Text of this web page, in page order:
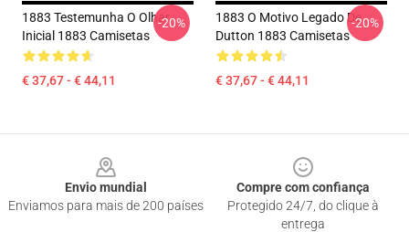
1883 Testemunha O Olhar
Inicial 1883 Camisetas
€ 37,67 - € 44,11
-20%
1883 O Motivo Legado De
Dutton 1883 Camisetas
€ 37,67 - € 44,11
-20%
Envio mundial
Enviamos para mais de 200 países
Compre com confiança
Protegido 24/7, do clique à
entrega